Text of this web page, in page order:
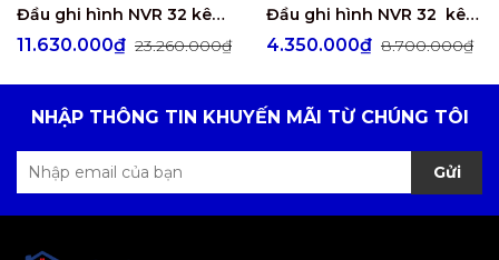
Đầu ghi hình NVR 32 kênh- 4 ổ cứng DS-7732NXI-K4/16P
11.630.000₫ 23.260.000₫
Đầu ghi hình NVR 32 kênh - 2 ổ cứng DS-7632NXI-K2
4.350.000₫ 8.700.000₫
NHẬP THÔNG TIN KHUYẾN MÃI TỪ CHÚNG TÔI
Gửi